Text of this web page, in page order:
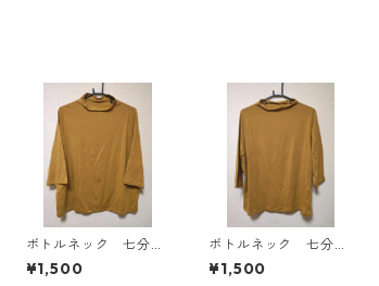
ボトルネック 七分袖
カットソー ４Ｌ マ
スタード KAE-4818
¥1,500
ボトルネック 七分袖
カットソー ４Ｌ マ
スタード KAE-4816
¥1,500